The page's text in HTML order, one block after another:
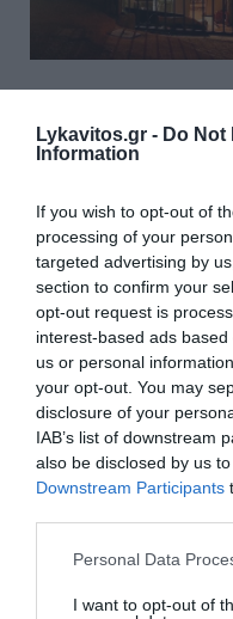
Lykavitos.gr - Do Not
Information
If you wish to opt-out of
processing of your
targeted advertising by
section to confirm your
opt-out request is
interest-based ads
us or personal
your opt-out. You may
disclosure of your
IAB’s list of downstream
also be disclosed by us
Downstream Participants
Please note that this
not limited to your visit or
Personal Data
I want to opt-out of